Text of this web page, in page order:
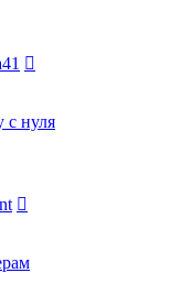
с нуля